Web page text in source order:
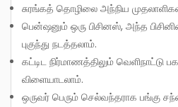
சுரங்கத் தொழிலை அந்நிய
பென்ஷனும் ஒரு பிசினஸ், அந்த
புகுந்து நடத்தலாம்.
கட்டிட நிர்மாணத்திலும் வெளிநாட்டு
விளையாடலாம்.
ஒருவர் பெரும் செல்வந்தராக பங்கு